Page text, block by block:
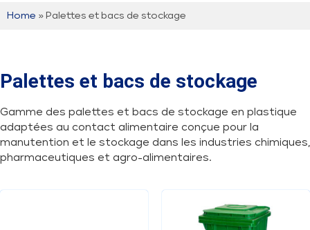
Home » Palettes et bacs de stockage
Palettes et bacs de stockage
Gamme des palettes et bacs de stockage en plastique
adaptées au contact alimentaire conçue pour la
manutention et le stockage dans les industries chimiques,
pharmaceutiques et agro-alimentaires.